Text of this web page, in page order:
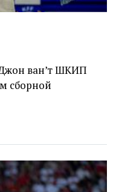
ван’т ШКИП
сборной